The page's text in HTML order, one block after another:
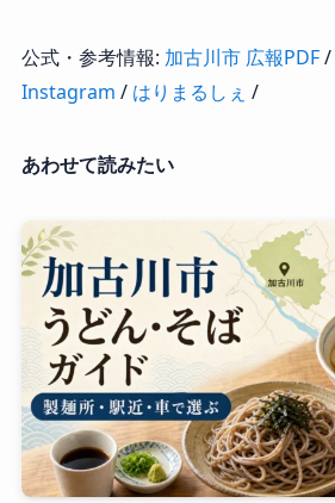
公式・参考情報: 加古川市 広報PDF/
Instagram / はりまるしぇ /
あわせて読みたい